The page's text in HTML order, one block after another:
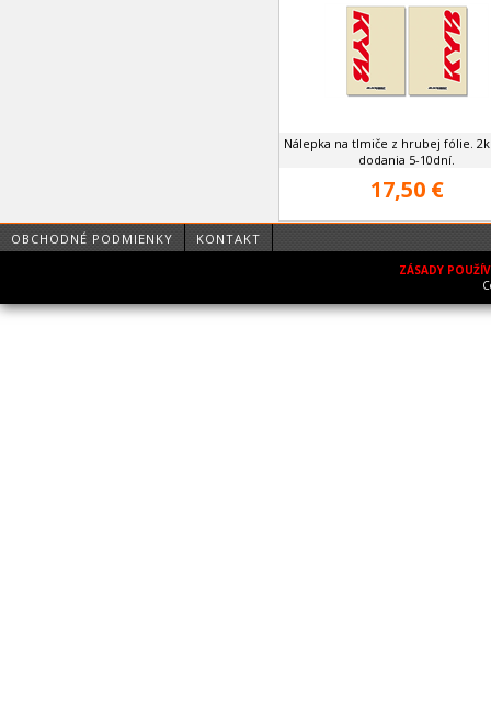
Nálepka na tlmiče z hrubej fólie.
dodania 5-10dní.
17,50 €
OBCHODNÉ PODMIENKY KONTAKT
ZÁSADY